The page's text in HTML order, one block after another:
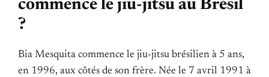
commencé le jiu-jitsu au Brésil
?
Bia Mesquita commence le jiu-jitsu brésilien à 5 ans,
en 1996, aux côtés de son frère. Née le 7 avril 1991 à